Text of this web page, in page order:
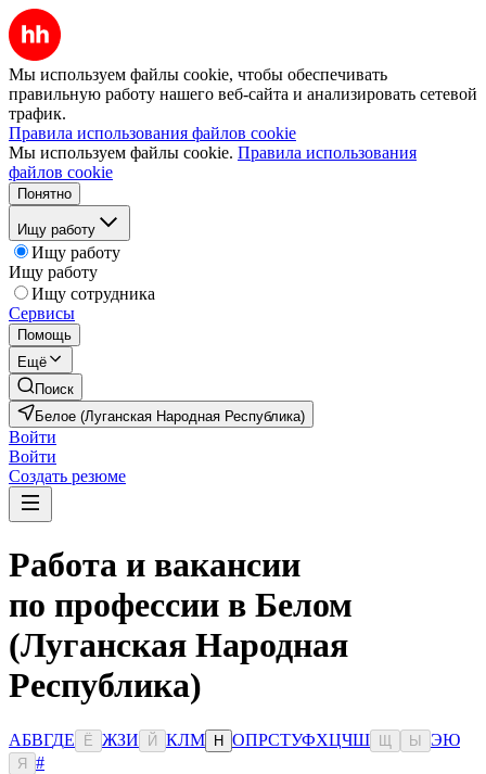
Мы используем файлы cookie, чтобы обеспечивать
правильную работу нашего веб-сайта и анализировать сетевой
трафик.
Правила использования файлов cookie
Мы используем файлы cookie. Правила использования
файлов cookie
Понятно
Ищу работу
Ищу работу
Ищу работу
Ищу сотрудника
Сервисы
Помощь
Ещё
Поиск
Белое (Луганская Народная Республика)
Войти
Войти
Создать резюме
Работа и вакансии
по профессии в Белом
(Луганская Народная
Республика)
АБВГДЕ Ё ЖЗИ Й КЛМ Н ОПРСТУФХЦЧШ Ы ЭЮ
Я
#